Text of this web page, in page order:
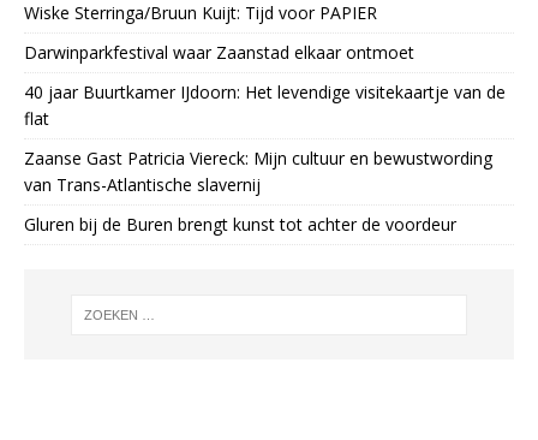
Wiske Sterringa/Bruun Kuijt: Tijd voor PAPIER
Darwinparkfestival waar Zaanstad elkaar ontmoet
40 jaar Buurtkamer IJdoorn: Het levendige visitekaartje van de
flat
Zaanse Gast Patricia Viereck: Mijn cultuur en bewustwording
van Trans-Atlantische slavernij
Gluren bij de Buren brengt kunst tot achter de voordeur